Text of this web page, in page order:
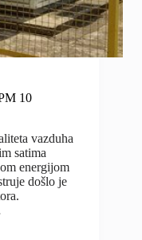
10
vazduha
satima
energijom
došlo je